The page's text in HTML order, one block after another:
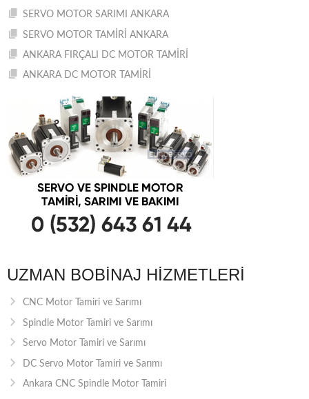
SERVO MOTOR SARIMI ANKARA
SERVO MOTOR TAMİRİ ANKARA
ANKARA FIRÇALI DC MOTOR TAMİRİ
ANKARA DC MOTOR TAMİRİ
UZMAN BOBINAJ HIZMETLERI
CNC Motor Tamiri ve Sarımı
Spindle Motor Tamiri ve Sarımı
Servo Motor Tamiri ve Sarımı
DC Servo Motor Tamiri ve Sarımı
Ankara CNC Spindle Motor Tamiri